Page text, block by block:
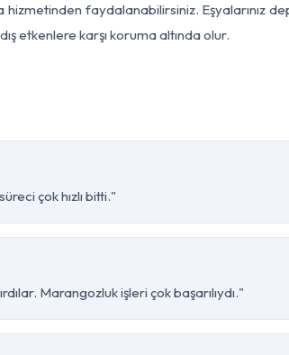
faydalanabilirsiniz. Eşyalarınız
etkenlere karşı koruma altında olur.
çok hızlı bitti."
Marangozluk işleri çok başarılıydı."